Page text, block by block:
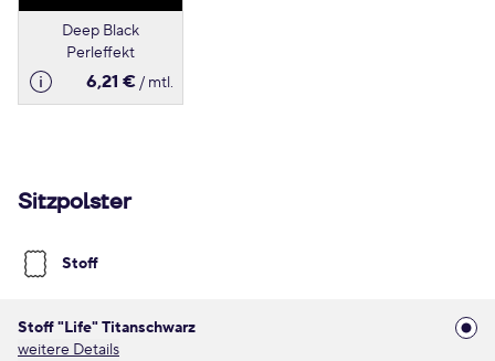
Deep Black
Perleffekt
6,21 €/ mtl.
Sitzpolster
Stoff
Stoff "Life" Titanschwarz
weitere Details